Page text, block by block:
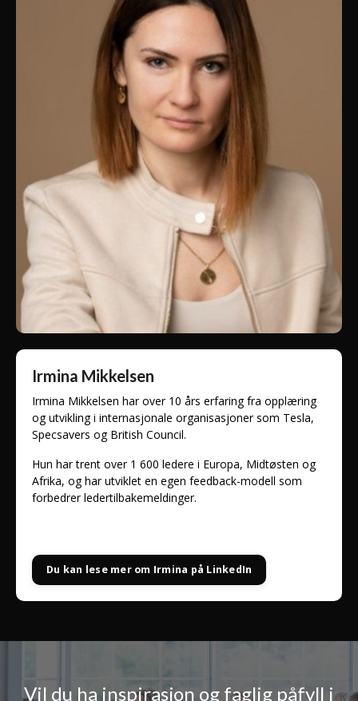
Irmina Mikkelsen
Irmina Mikkelsen har over 10 års erfaring fra opplæring
og utvikling i internasjonale organisasjoner som Tesla,
Specsavers og British Council.
Hun har trent over 1 600 ledere i Europa, Midtøsten og
Afrika, og har utviklet en egen feedback-modell som
forbedrer ledertilbakemeldinger.
Du kan lese mer om Irmina på LinkedIn
Vil du ha inspirasjon og faglig påfyll i